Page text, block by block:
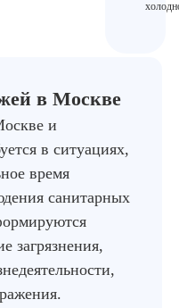
в Москве
и
в ситуациях,
время
санитарных
загрязнения,